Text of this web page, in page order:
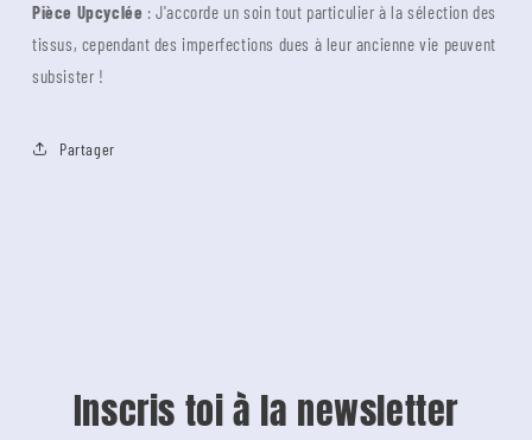
Pièce Upcyclée : J'accorde un soin tout particulier à la sélection des
tissus, cependant des imperfections dues à leur ancienne vie peuvent
subsister !
Partager
Inscris toi à la newsletter